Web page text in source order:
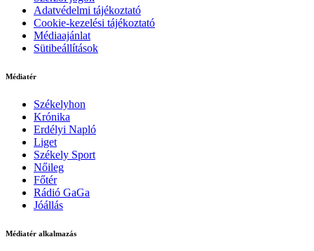
Adatvédelmi tájékoztató
Cookie-kezelési tájékoztató
Médiaajánlat
Sütibeállítások
Médiatér
Székelyhon
Krónika
Erdélyi Napló
Liget
Székely Sport
Nőileg
Főtér
Rádió GaGa
Jóállás
Médiatér alkalmazás